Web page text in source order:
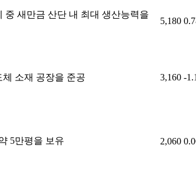
중 새만금 산단 내 최대 생산능력을
5,180
소재 공장을 준공 3,160 -
5만평을 보유
2,060